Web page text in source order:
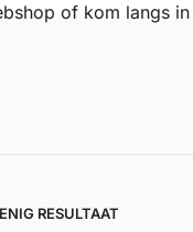
of kom langs
ENIG RESULTAAT